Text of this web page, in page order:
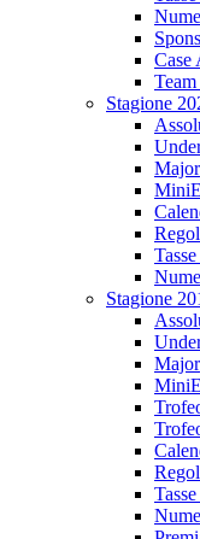
Case
Stagione
Major
Stagione
Major